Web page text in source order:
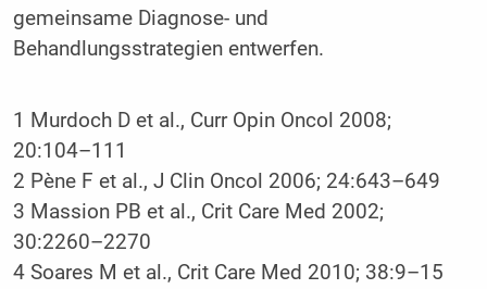
gemeinsame Diagnose- und
Behandlungsstrategien entwerfen.
1 Murdoch D et al., Curr Opin Oncol 2008;
20:104–111
2 Pène F et al., J Clin Oncol 2006; 24:643–649
3 Massion PB et al., Crit Care Med 2002;
30:2260–2270
4 Soares M et al., Crit Care Med 2010; 38:9–15